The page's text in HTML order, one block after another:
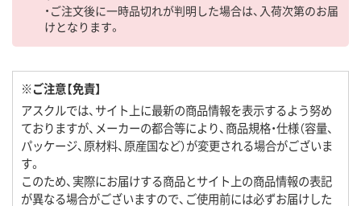
・ご注文後に一時品切れが判明した場合は、入荷次第のお届
けとなります。
※ご注意【免責】
アスクルでは、サイト上に最新の商品情報を表示するよう努め
ておりますが、メーカーの都合等により、商品規格・仕様（容量、
パッケージ、原材料、原産国など）が変更される場合がございま
す。
このため、実際にお届けする商品とサイト上の商品情報の表記
が異なる場合がございますので、ご使用前には必ずお届けした